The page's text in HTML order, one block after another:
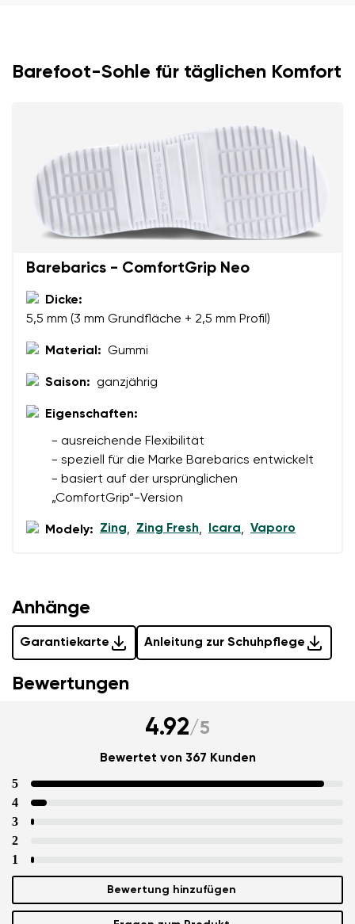
Lieferland auswählen
Sprache auswählen
Barefoot-Sohle für täglichen Komfort
Barebarics - ComfortGrip Neo
Dicke:
5,5 mm (3 mm Grundfläche + 2,5 mm Profil)
Material: Gummi
Saison: ganzjährig
Eigenschaften:
- ausreichende Flexibilität
- speziell für die Marke Barebarics entwickelt
- basiert auf der ursprünglichen
„ComfortGrip“-Version
Modely: Zing, Zing Fresh, Icara, Vaporo
Anhänge
Garantiekarte Anleitung zur Schuhpflege
Deine E-Mail
Frage
Ich bin mit der Verarbeitung der eingegebenen
personenbezogenen Daten im Sinne von
einverstanden.
Bewertungen
4.92/5
Bewertet von 367 Kunden
5
4
3
2
1
Bewertung hinzufügen
Textbewertung
Bewertung
Ich bin mit der Verarbeitung der eingegebenen
Bedingungen
einverstanden.
Bewertung hinzufügen